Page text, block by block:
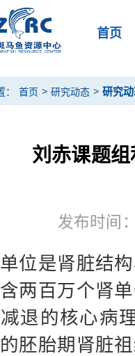
首页
首页 > 研究动态 > 研究
刘赤课题
发布时间
位是肾脏结
两百万个肾
退的核心病
胚胎期肾脏